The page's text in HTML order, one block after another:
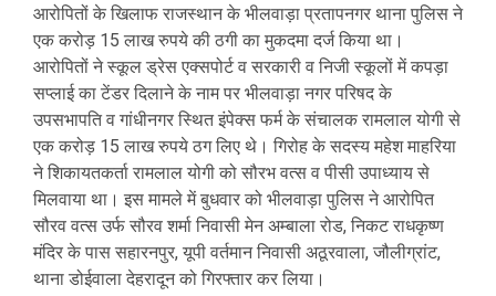
आरोपितों के खिलाफ राजस्थान के भीलवाड़ा प्रतापनगर थाना पुलिस ने
एक करोड़ 15 लाख रुपये की ठगी का मुकदमा दर्ज किया था।
आरोपितों ने स्कूल ड्रेस एक्सपोर्ट व सरकारी व निजी स्कूलों में कपड़ा
सप्लाई का टेंडर दिलाने के नाम पर भीलवाड़ा नगर परिषद के
उपसभापति व गांधीनगर स्थित इंपेक्स फर्म के संचालक रामलाल योगी से
एक करोड़ 15 लाख रुपये ठग लिए थे। गिरोह के सदस्य महेश माहरिया
ने शिकायतकर्ता रामलाल योगी को सौरभ वत्स व पीसी उपाध्याय से
मिलवाया था। इस मामले में बुधवार को भीलवाड़ा पुलिस ने आरोपित
सौरव वत्स उर्फ सौरव शर्मा निवासी मेन अम्बाला रोड, निकट राधकृष्ण
मंदिर के पास सहारनपुर, यूपी वर्तमान निवासी अठूरवाला, जौलीग्रांट,
थाना डोईवाला देहरादून को गिरफ्तार कर लिया।